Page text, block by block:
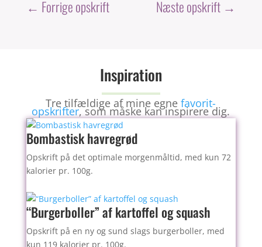
e e l
← Forrige opskrift Næste opskrift →
Inspiration
Tre tilfældige af mine egnefavorit-
opskrifter, som måske kan inspirere dig.
Bombastisk havregrød
Opskrift på det optimale morgenmåltid, med kun 72
kalorier pr. 100g.
“Burgerboller” af kartoffel og squash
Opskrift på en ny og sund slags burgerboller, med
kun 119 kalorier pr. 100g.